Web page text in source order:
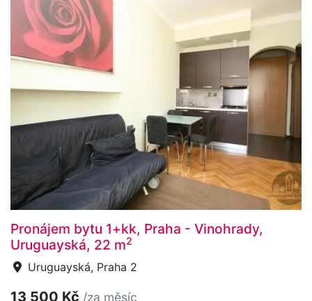
Pronájem bytu 1+kk, Praha - Vinohrady,
Uruguayská, 22 m2
Uruguayská, Praha 2
13 500 Kč /za měsíc